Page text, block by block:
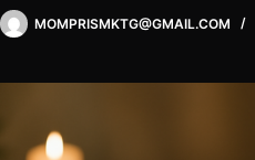
MOMPRISMKTG@GMAIL.COM